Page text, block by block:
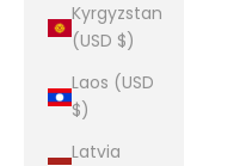
Kyrgyzstan
(USD $)
Laos (USD
$)
Latvia